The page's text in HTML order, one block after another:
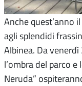
Anche quest’anno
agli splendidi
Albinea. Da
l’ombra del parco
Neruda”